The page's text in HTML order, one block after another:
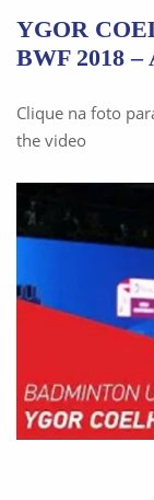
YGOR
BWF 2018 –
Clique na foto
the video